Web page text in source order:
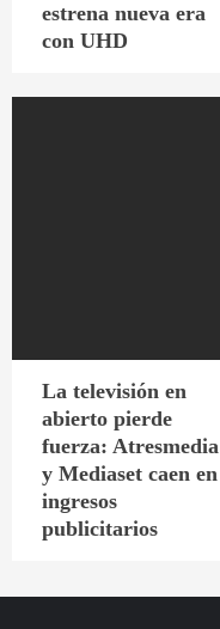
estrena nueva era
con UHD
La televisión en
abierto pierde
fuerza: Atresmedia
y Mediaset caen en
ingresos
publicitarios